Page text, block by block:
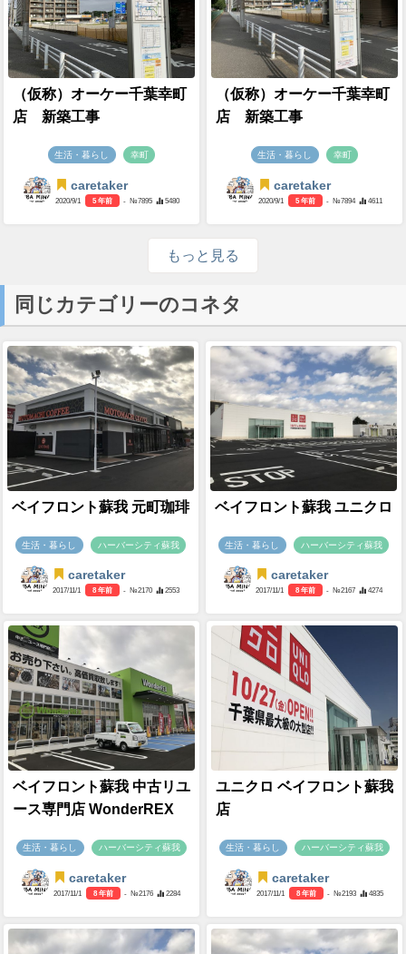
（仮称）オーケー千葉幸町
店 新築工事
生活・暮らし 幸町
caretaker
2020/9/1 5 年前 - №7895 5480
（仮称）オーケー千葉幸町
店 新築工事
生活・暮らし 幸町
caretaker
2020/9/1 5 年前 - №7894 4611
もっと見る
同じカテゴリーのコネタ
ベイフロント蘇我 元町珈琲
生活・暮らし ハーバーシティ蘇我
caretaker
2017/11/1 8 年前 - №2170 2553
ベイフロント蘇我 ユニクロ
生活・暮らし ハーバーシティ蘇我
caretaker
2017/11/1 8 年前 - №2167 4274
ベイフロント蘇我 中古リユ
ース専門店 WonderREX
生活・暮らし ハーバーシティ蘇我
caretaker
2017/11/1 8 年前 - №2176 2284
ユニクロ ベイフロント蘇我
店
生活・暮らし ハーバーシティ蘇我
caretaker
2017/11/1 8 年前 - №2193 4835